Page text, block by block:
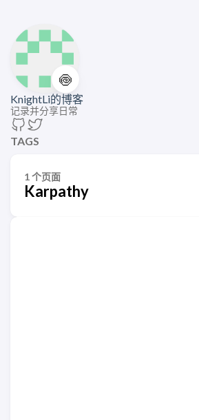
🍥
KnightLi的博客
记录并分享日常
TAGS
1 个页面
Karpathy